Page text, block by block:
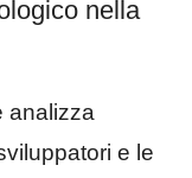
nella
analizza
e le